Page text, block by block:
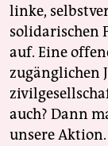
linke,
solidarischen
auf. Eine
zugänglichen
auch? Dann
unsere Aktion.